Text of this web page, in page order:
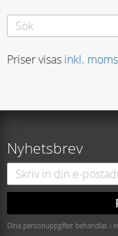
Priser visas inkl. moms
Nyhetsbrev
Dina personuppgifter behandlas i